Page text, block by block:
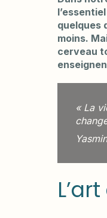
quelques
moins.
cerveau
« La